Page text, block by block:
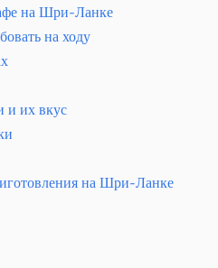
на Шри-Ланке
на ходу
их вкус
на Шри-Ланке